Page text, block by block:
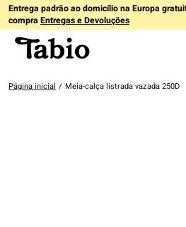
Entrega padrão ao domicílio na Europa
compra Entregas e Devoluções
Página inicial / Meia-calça listrada vazada 250D